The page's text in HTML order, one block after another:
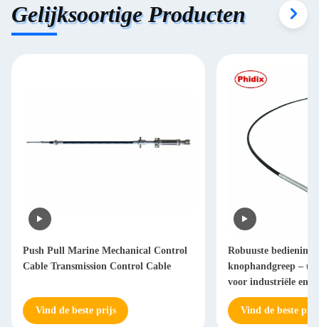
Gelijksoortige Producten
Push Pull Marine Mechanical Control
Cable Transmission Control Cable
Vind de beste prijs
Robuuste
knophandgreep –
voor industriële en
apparatuur
Vind de beste